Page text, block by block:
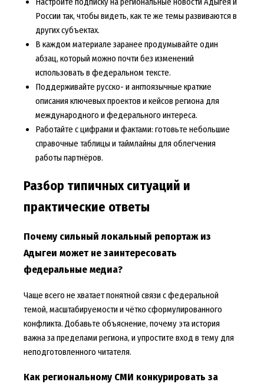
России так, чтобы видеть, как те же темы развиваются в
других субъектах.
В каждом материале заранее продумывайте один
абзац, который можно почти без изменений
использовать в федеральном тексте.
Поддерживайте русско- и англоязычные краткие
описания ключевых проектов и кейсов региона для
международного и федерального интереса.
Работайте с цифрами и фактами: готовьте небольшие
справочные таблицы и таймлайны для облегчения
работы партнёров.
Разбор типичных ситуаций и
практические ответы
Почему сильный локальный репортаж из
Адыгеи может не заинтересовать
федеральные медиа?
Чаще всего не хватает понятной связи с федеральной
темой, масштабируемости и чётко сформулированного
конфликта. Добавьте объяснение, почему эта история
важна за пределами региона, и упростите вход в тему для
неподготовленного читателя.
Как региональному СМИ конкурировать за